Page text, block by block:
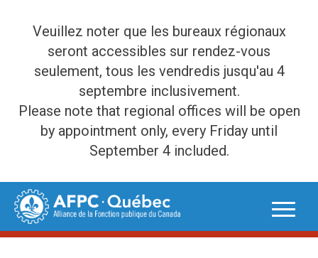
Veuillez noter que les bureaux régionaux
seront accessibles sur rendez-vous
seulement, tous les vendredis jusqu'au 4
septembre inclusivement.
Please note that regional offices will be open
by appointment only, every Friday until
September 4 included.
Skip
content